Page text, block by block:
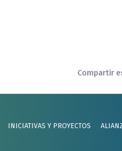
Compartir
INICIATIVAS Y PROYECTOS